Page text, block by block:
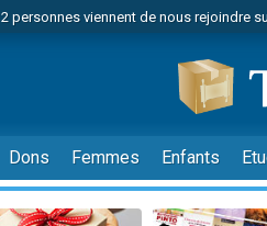
2 personnes viennent de nous rejoindre
2 nouvelles musiques dans Torah-Box
8 personnes viennent de faire un don
4 personnes viennent de faire un
Nouvelle émission radio : Visions de
61 personnes viennent de demander une
Dons Femmes Enfants